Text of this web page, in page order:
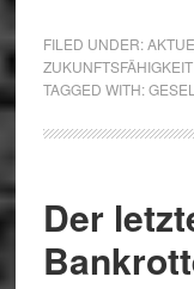
FILED UNDER:
ZUKUNFTSFÄHIGKEIT
TAGGED WITH:
Der